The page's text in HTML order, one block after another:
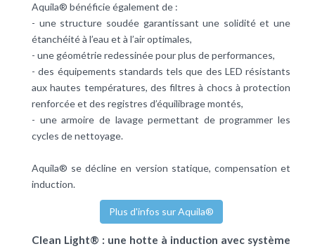
Aquila® bénéficie également de :
- une structure soudée garantissant une solidité et une
étanchéité à l’eau et à l’air optimales,
- une géométrie redessinée pour plus de performances,
- des équipements standards tels que des LED résistants
aux hautes températures, des filtres à chocs à protection
renforcée et des registres d’équilibrage montés,
- une armoire de lavage permettant de programmer les
cycles de nettoyage.
Aquila® se décline en version statique, compensation et
induction.
Plus d'infos sur Aquila®
Clean Light® : une hotte à induction avec système